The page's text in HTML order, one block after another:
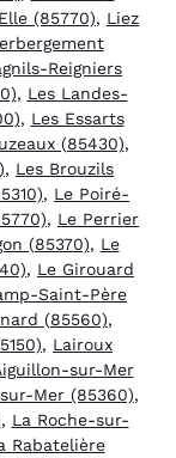
(85770), Liez
Reigniers
, Les Landes-
, Les Essarts
(85430),
, Les Brouzils
, Le Poiré-
, Le Perrier
(85370), Le
, Le Girouard
Saint-Père
(85560),
, Lairoux
sur-Mer
Mer (85360),
, La Roche-sur-
Rabatelière